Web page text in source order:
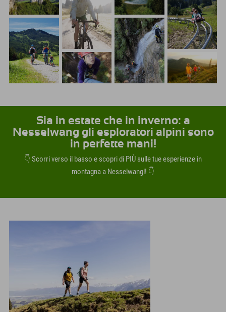
Sia in estate che in inverno: a
Nesselwang gli esploratori alpini sono
in perfette mani!
👇 Scorri verso il basso e scopri di PIÙ sulle tue esperienze in
montagna a Nesselwangl! 👇